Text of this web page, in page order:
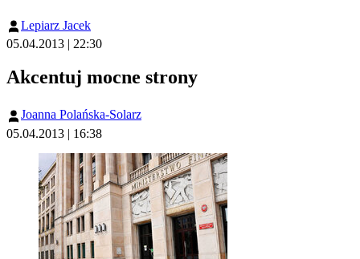
Lepiarz Jacek
05.04.2013 | 22:30
Akcentuj mocne strony
Joanna Polańska-Solarz
05.04.2013 | 16:38